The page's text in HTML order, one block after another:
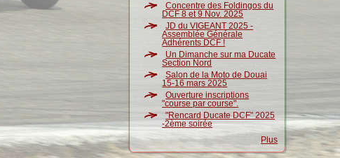
Concentre des Foldingos du
DCF 8 et 9 Nov. 2025
JD du VIGEANT 2025 -
Assemblée Générale
Adhérents DCF !
Un Dimanche sur ma Ducate
Section Nord
Salon de la Moto de Douai
15-16 mars 2025
Ouverture inscriptions
"course par course".
"Rencard Ducate DCF" 2025
-2ème soirée
Plus